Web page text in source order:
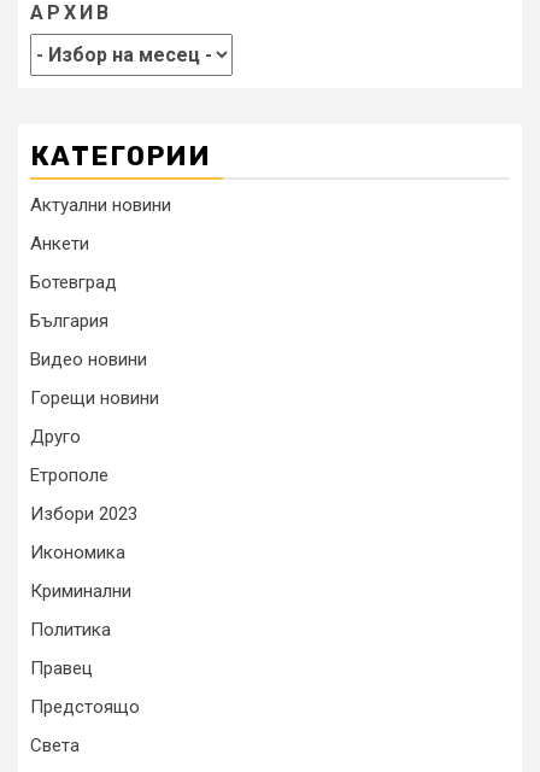
АРХИВ
КАТЕГОРИИ
Актуални новини
Анкети
Ботевград
България
Видео новини
Горещи новини
Друго
Етрополе
Избори 2023
Икономика
Криминални
Политика
Правец
Предстоящо
Света